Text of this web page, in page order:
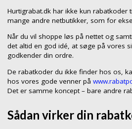
Hurtigrabat.dk har ikke kun rabatkoder
mange andre netbutikker, som for
Når du vil shoppe løs på nettet og
det altid en god idé, at søge på vores
godkender din ordre.
De rabatkoder du ikke finder hos os,
hos vores gode venner på
Det er samme koncept – bare andre
Sådan virker din